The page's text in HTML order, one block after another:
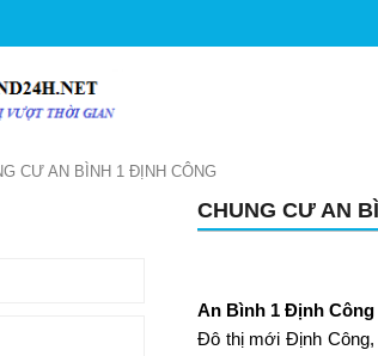
CƯ AN BÌNH 1 ĐỊNH CÔNG
CHUNG CƯ AN
An Bình 1 Định Công
Đô thị mới Định